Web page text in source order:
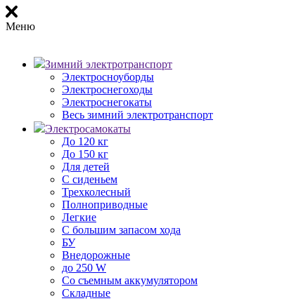
Меню
Зимний электротранспорт
Электросноуборды
Электроснегоходы
Электроснегокаты
Весь зимний электротранспорт
Электросамокаты
До 120 кг
До 150 кг
Для детей
С сиденьем
Трехколесный
Полноприводные
Легкие
С большим запасом хода
БУ
Внедорожные
до 250 W
Со съемным аккумулятором
Складные